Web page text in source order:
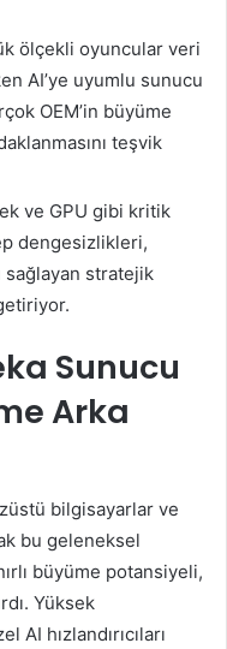
ölçekli oyuncular veri
AI’ye uyumlu sunucu
OEM’in büyüme
teşvik
ve GPU gibi kritik
dengesizlikleri,
sağlayan stratejik
Sunucu
Arka
bilgisayarlar ve
bu geleneksel
büyüme potansiyeli,
Yüksek
AI hızlandırıcıları